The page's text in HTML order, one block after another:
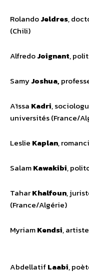
RolandoJeldres,
(Chili)
AlfredoJoignant,
SamyJoshua,
Aïssa Kadri,
universités (France/
Leslie Kaplan,
SalamKawakibi,
TaharKhalfoun,
(France/Algérie)
MyriamKendsi,
AbdellatifLaabi,